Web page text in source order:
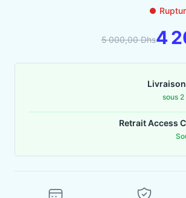
5 000,00 Dhs4
sous
Retrait Access